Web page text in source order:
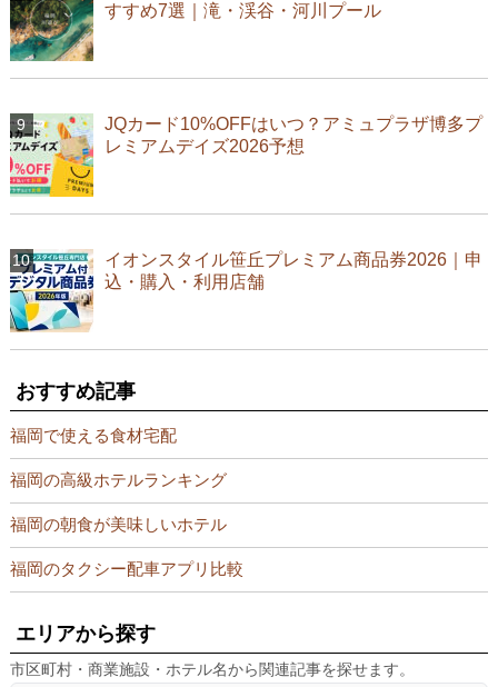
すすめ7選｜滝・渓谷・河川プール
JQカード10%OFFはいつ？アミュプラザ博多プ
レミアムデイズ2026予想
イオンスタイル笹丘プレミアム商品券2026｜申
込・購入・利用店舗
おすすめ記事
福岡で使える食材宅配
福岡の高級ホテルランキング
福岡の朝食が美味しいホテル
福岡のタクシー配車アプリ比較
エリアから探す
市区町村・商業施設・ホテル名から関連記事を探せます。